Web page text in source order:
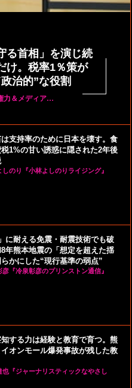
る首相」を演じ続
け。税率1％策が
治的”な役割
力＆メディア…
支持率のために日本を壊す。食
1%の甘い誘惑に隠された2年後
しのり『小林よしのりライジング』
に耐える免震・耐震技術でも破
年熊本地震の「想定を超えた揺
かにした“現行基準の弱点”
彦『冷泉彰彦のプリンストン通信』
する力は経験と教育で育つ。熊
オンモール爆発事故が残した教
也『ジャーナリスティックなやさし